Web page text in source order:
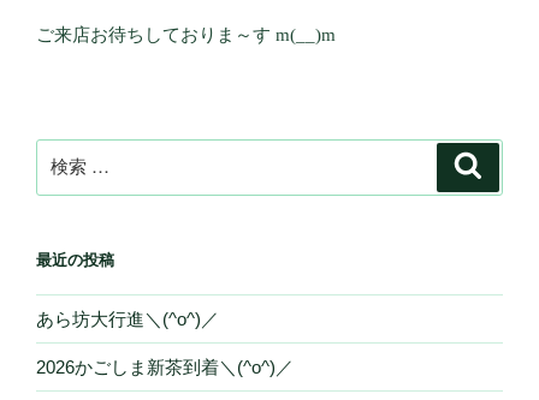
ご来店お待ちしておりま～す m(__)m
検
索:
最近の投稿
あら坊大行進＼(^o^)／
2026かごしま新茶到着＼(^o^)／